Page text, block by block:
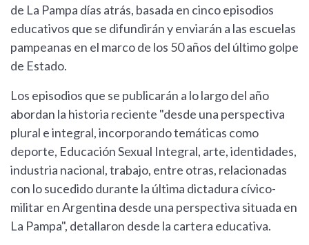
de La Pampa días atrás, basada en cinco episodios
educativos que se difundirán y enviarán a las escuelas
pampeanas en el marco de los 50 años del último golpe
de Estado.
Los episodios que se publicarán a lo largo del año
abordan la historia reciente "desde una perspectiva
plural e integral, incorporando temáticas como
deporte, Educación Sexual Integral, arte, identidades,
industria nacional, trabajo, entre otras, relacionadas
con lo sucedido durante la última dictadura cívico-
militar en Argentina desde una perspectiva situada en
La Pampa", detallaron desde la cartera educativa.